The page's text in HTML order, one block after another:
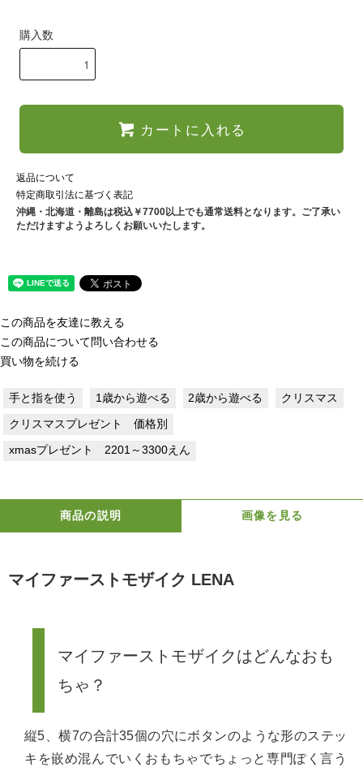
購入数
カートに入れる
返品について
特定商取引法に基づく表記
沖縄・北海道・離島は税込￥7700以上でも通常送料となります。ご了承い
ただけますようよろしくお願いいたします。
この商品を友達に教える
この商品について問い合わせる
買い物を続ける
手と指を使う 1歳から遊べる 2歳から遊べる クリスマス
クリスマスプレゼント 価格別
xmasプレゼント 2201～3300えん
商品の説明 画像を見る
マイファーストモザイク LENA
マイファーストモザイクはどんなおも
ちゃ？
縦5、横7の合計35個の穴にボタンのような形のステッ
キを嵌め混んでいくおもちゃでちょっと専門ぽく言う